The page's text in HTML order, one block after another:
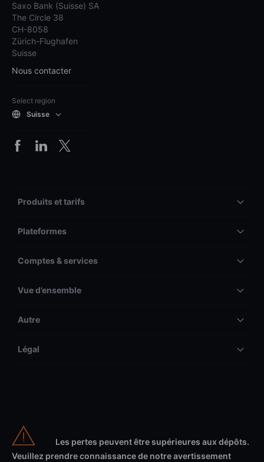
Saxo Bank (Suisse) SA
The Circle 38
CH-8058
Zürich-Flughafen
Suisse
Nous contacter
Select region
Suisse
Produits et tarifs
Plateformes
Comptes & services
Vue d’ensemble
Autre
Légal
Les pertes peuvent être supérieures aux dépôts.
Veuillez prendre connaissance de notre avertissement